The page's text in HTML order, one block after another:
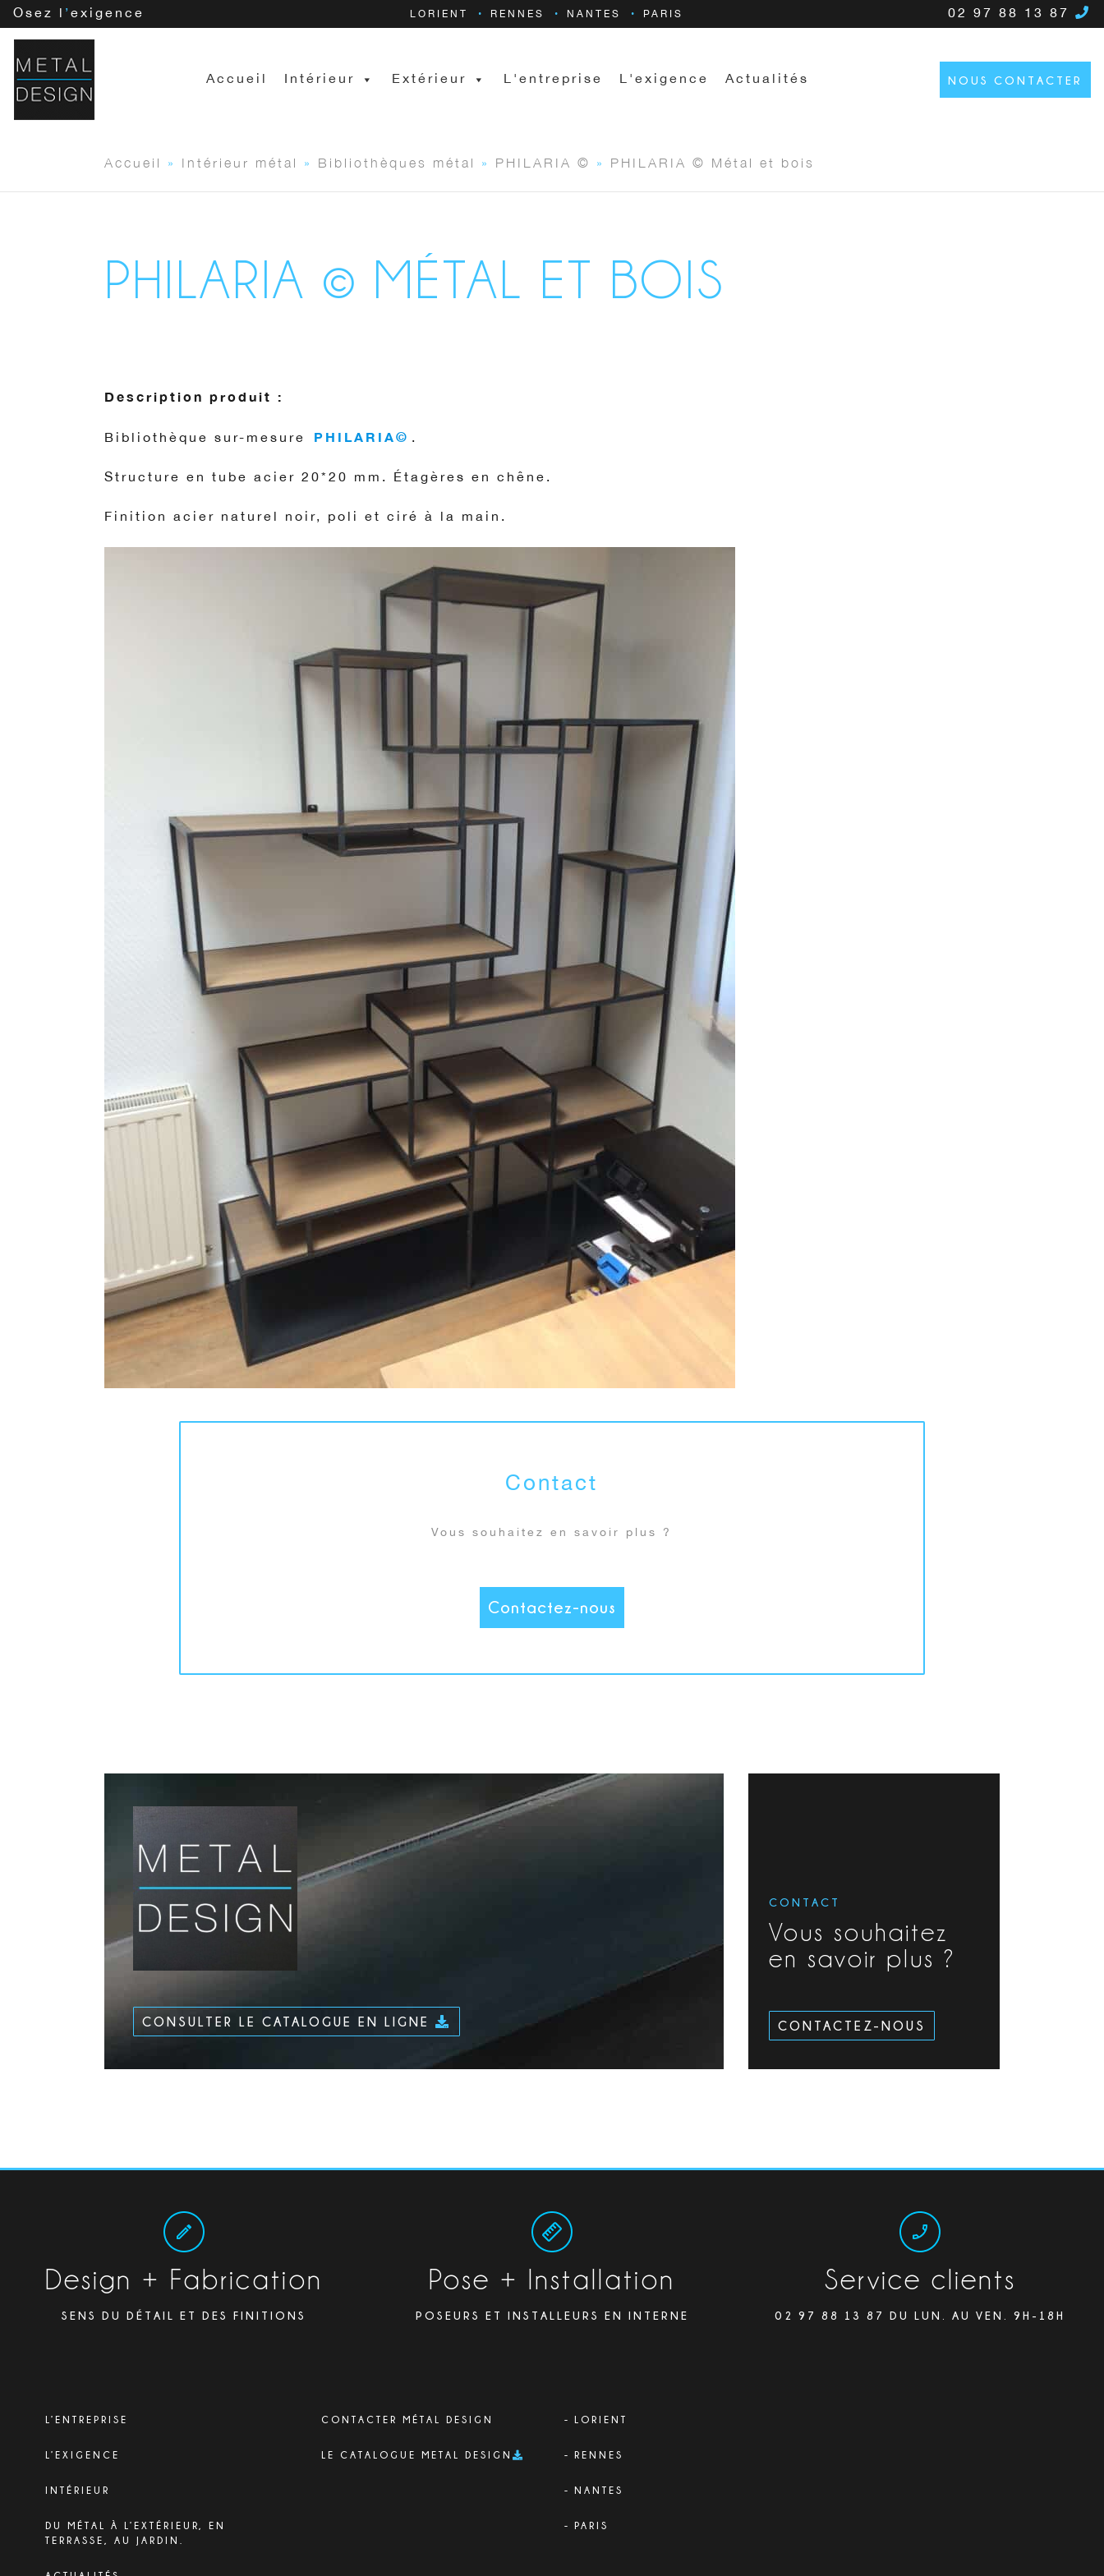
Osez l ’exigence LORIENT RENNES NANTES PARIS 02 97 88 13 87
Accueil Intérieur Extérieur L'entreprise L'exigence Actualités NOUS CONTACTER
Accueil » Intérieur métal » Bibliothèques métal » PHILARIA © » PHILARIA © Métal et bois
PHILARIA © MÉTAL ET BOIS
Description produit :
Bibliothèque sur-mesure PHILARIA© .
Structure en tube acier 20*20 mm. Étagères en chêne.
Finition acier naturel noir, poli et ciré à la main.
Contact
Vous souhaitez en savoir plus ?
Contactez-nous
CONSULTER LE CATALOGUE EN LIGNE
CONTACT
Vous souhaitez
en savoir plus ?
CONTACTEZ-NOUS
Design + Fabrication
SENS DU DÉTAIL ET DES FINITIONS
Pose + Installation
POSEURS ET INSTALLEURS EN INTERNE
Service clients
02 97 88 13 87 DU LUN. AU VEN. 9H-18H
L’ENTREPRISE
L’EXIGENCE
INTÉRIEUR
DU MÉTAL À L’EXTÉRIEUR, EN
TERRASSE, AU JARDIN.
CONTACTER MÉTAL DESIGN
LE CATALOGUE METAL DESIGN
LORIENT
RENNES
NANTES
PARIS